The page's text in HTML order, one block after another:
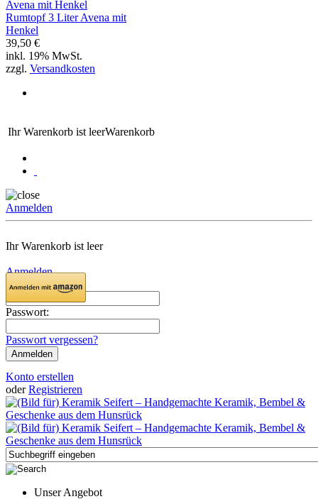
Rumtopf 3 Liter Avena mit
Henkel
39,50 €
inkl. 19% MwSt.
zzgl. Versandkosten
Ihr Warenkorb ist leerWarenkorb
Anmelden
Ihr Warenkorb ist leer
Anmelden
Email:
Passwort:
Passwort vergessen?
Konto erstellen
oder Registrieren
Unser Angebot